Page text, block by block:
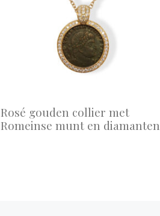
Rosé gouden collier met
Romeinse munt en diamanten